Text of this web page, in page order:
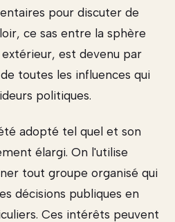
pour discuter de
ce sas entre la sphère
est devenu par
toutes les influences qui
politiques.
adopté tel quel et son
élargi. On l'utilise
tout groupe organisé qui
décisions publiques en
Ces intérêts peuvent